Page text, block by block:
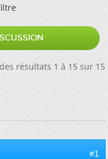
résultats 1 à 15 sur 15
#1